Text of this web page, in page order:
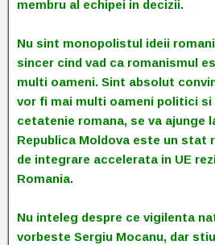
membru al echipei in decizii.
Nu sint monopolistul ideii
sincer cind vad ca romanismul
multi oameni. Sint absolut
vor fi mai multi oameni politici
cetatenie romana, se va ajunge
Republica Moldova este un stat
de integrare accelerata in UE
Romania.
Nu inteleg despre ce vigilenta
vorbeste Sergiu Mocanu, dar